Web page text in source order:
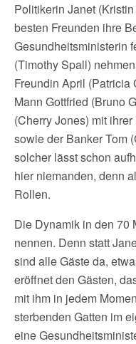
Politikerin Janet
besten Freunden ihre
Gesundheitsministerin
(Timothy Spall)
Freundin April (Patricia
Mann Gottfried (Bruno
(Cherry Jones) mit
sowie der Banker Tom
solcher lässt schon
hier niemanden, denn
Rollen.
Die Dynamik in den 70
nennen. Denn statt
sind alle Gäste da,
eröffnet den Gästen,
mit ihm in jedem
sterbenden Gatten im
eine